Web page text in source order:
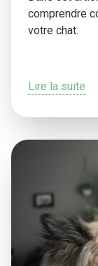
comprendre
votre chat.
Lire la suite